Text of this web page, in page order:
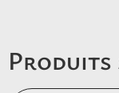
Produits